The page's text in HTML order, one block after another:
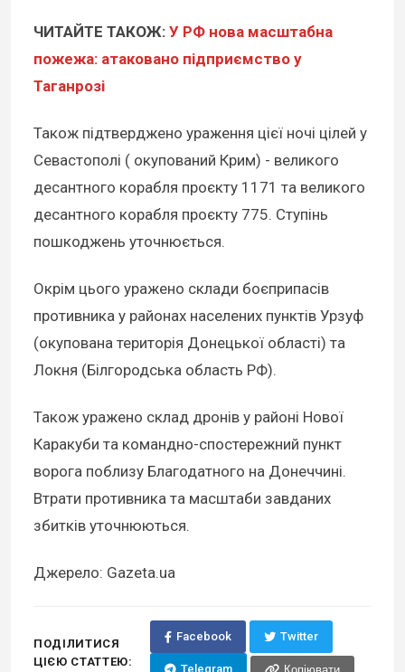
ЧИТАЙТЕ ТАКОЖ: У РФ нова масштабна
пожежа: атаковано підприємство у
Таганрозі
Також підтверджено ураження цієї ночі цілей у
Севастополі ( окупований Крим) - великого
десантного корабля проєкту 1171 та великого
десантного корабля проєкту 775. Ступінь
пошкоджень уточнюється.
Окрім цього уражено склади боєприпасів
противника у районах населених пунктів Урзуф
(окупована територія Донецької області) та
Локня (Білгородська область РФ).
Також уражено склад дронів у районі Нової
Каракуби та командно-спостережний пункт
ворога поблизу Благодатного на Донеччині.
Втрати противника та масштаби завданих
збитків уточнюються.
Джерело: Gazeta.ua
ПОДІЛИТИСЯ
ЦІЄЮ СТАТТЕЮ:
Facebook Twitter
Telegram